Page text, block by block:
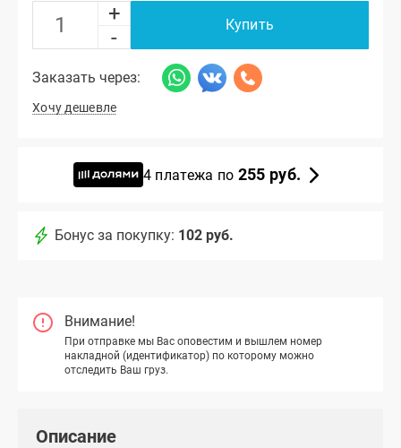
+
-
Купить
Заказать через:
Хочу дешевле
4 платежа по 255 руб.
Бонус за покупку: 102 руб.
Внимание!
При отправке мы Вас оповестим и вышлем номер
накладной (идентификатор) по которому можно
отследить Ваш груз.
Описание